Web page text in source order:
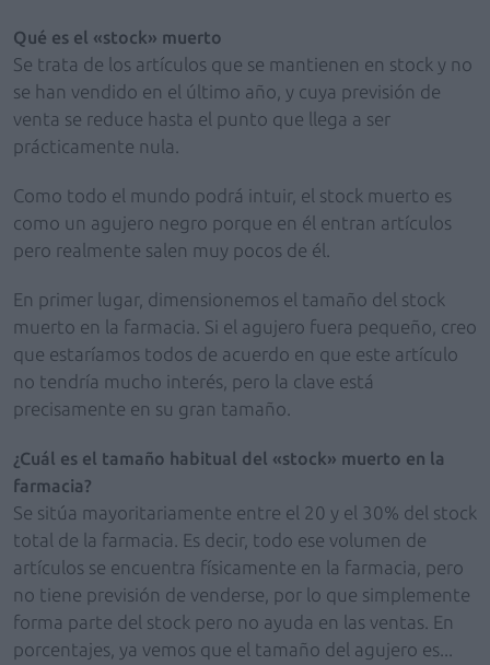
Qué es el «stock» muerto
Se trata de los artículos que se mantienen en stock y no
se han vendido en el último año, y cuya previsión de
venta se reduce hasta el punto que llega a ser
prácticamente nula.
Como todo el mundo podrá intuir, el stock muerto es
como un agujero negro porque en él entran artículos
pero realmente salen muy pocos de él.
En primer lugar, dimensionemos el tamaño del stock
muerto en la farmacia. Si el agujero fuera pequeño, creo
que estaríamos todos de acuerdo en que este artículo
no tendría mucho interés, pero la clave está
precisamente en su gran tamaño.
¿Cuál es el tamaño habitual del «stock» muerto en la
farmacia?
Se sitúa mayoritariamente entre el 20 y el 30% del stock
total de la farmacia. Es decir, todo ese volumen de
artículos se encuentra físicamente en la farmacia, pero
no tiene previsión de venderse, por lo que simplemente
forma parte del stock pero no ayuda en las ventas. En
porcentajes, ya vemos que el tamaño del agujero es...